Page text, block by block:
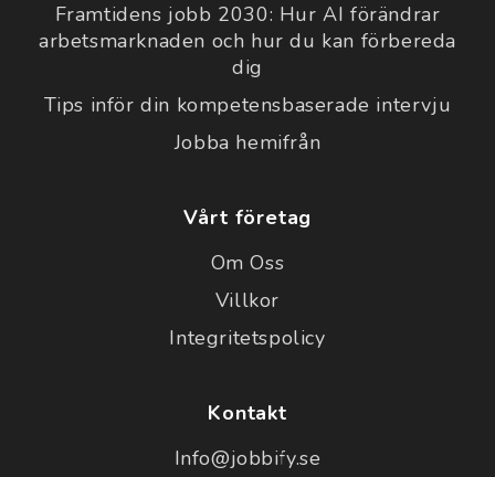
Framtidens jobb 2030: Hur AI förändrar
arbetsmarknaden och hur du kan förbereda
dig
Tips inför din kompetensbaserade intervju
Jobba hemifrån
Vårt företag
Om Oss
Villkor
Integritetspolicy
Kontakt
Info@jobbify.se